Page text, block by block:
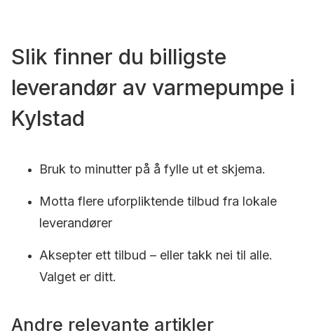
Slik finner du billigste
leverandør av varmepumpe i
Kylstad
Bruk to minutter på å fylle ut et skjema.
Motta flere uforpliktende tilbud fra lokale
leverandører
Aksepter ett tilbud – eller takk nei til alle.
Valget er ditt.
Andre relevante artikler